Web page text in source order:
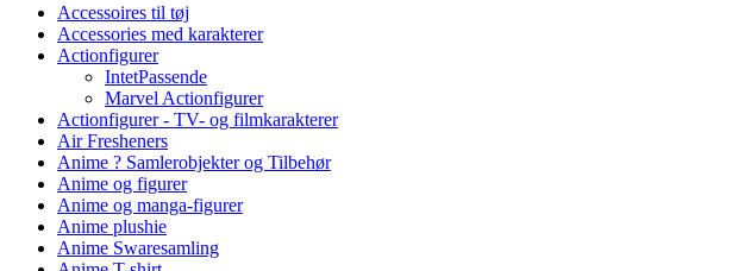
Accessoires til tøj
Accessories med karakterer
Actionfigurer
IntetPassende
Marvel Actionfigurer
Actionfigurer - TV- og filmkarakterer
Air Fresheners
Anime ? Samlerobjekter og Tilbehør
Anime og figurer
Anime og manga-figurer
Anime plushie
Anime Swaresamling